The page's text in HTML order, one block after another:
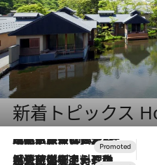
新着トピックス
2026.7.31
【ホテル帰省】という選択肢をOMOが提案。家族とほどよい距離を保つには「昼は実家、夜は気兼ねなくホテルで！」
2026.7.24
【夏限定ディナーコース】旬を迎える稚鮎や花ズッキーニなどをイタリア・トスカーナの郷土料理の手法で満喫！